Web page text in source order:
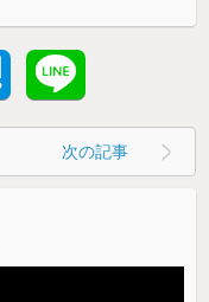
次の記事